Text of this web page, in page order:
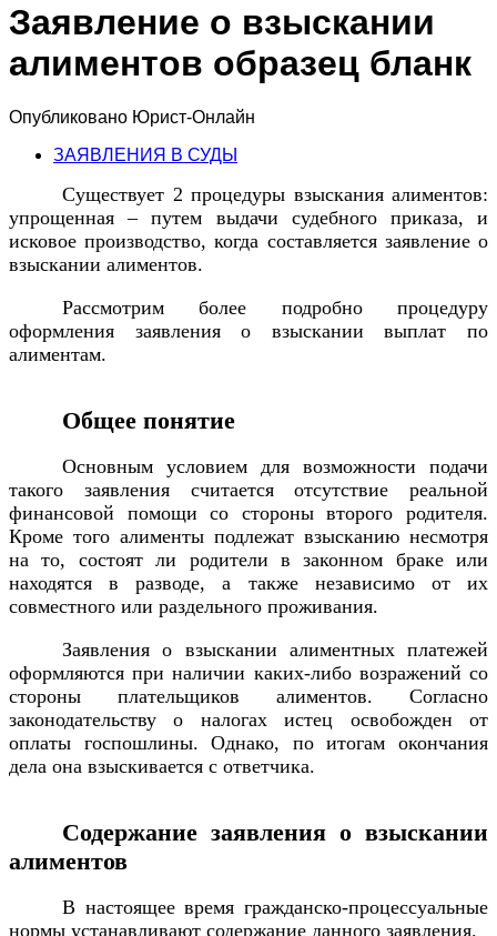
Заявление о взыскании
алиментов образец бланк
Опубликовано Юрист-Онлайн
ЗАЯВЛЕНИЯ В СУДЫ
Существует 2 процедуры взыскания алиментов:
упрощенная – путем выдачи судебного приказа, и
исковое производство, когда составляется заявление о
взыскании алиментов.
Рассмотрим более подробно процедуру
оформления заявления о взыскании выплат по
алиментам.
Общее понятие
Основным условием для возможности подачи
такого заявления считается отсутствие реальной
финансовой помощи со стороны второго родителя.
Кроме того алименты подлежат взысканию несмотря
на то, состоят ли родители в законном браке или
находятся в разводе, а также независимо от их
совместного или раздельного проживания.
Заявления о взыскании алиментных платежей
оформляются при наличии каких-либо возражений со
стороны плательщиков алиментов. Согласно
законодательству о налогах истец освобожден от
оплаты госпошлины. Однако, по итогам окончания
дела она взыскивается с ответчика.
Содержание заявления о взыскании
алиментов
В настоящее время гражданско-процессуальные
нормы устанавливают содержание данного заявления.